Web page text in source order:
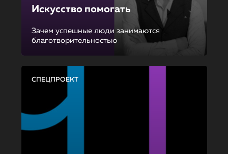
Искусство помогать
Зачем успешные люди занимаются
благотворительностью
СПЕЦПРОЕКТ